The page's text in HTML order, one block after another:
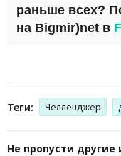
раньше всех?
на Bigmir)net в
Теги: Челленджер
Не пропусти